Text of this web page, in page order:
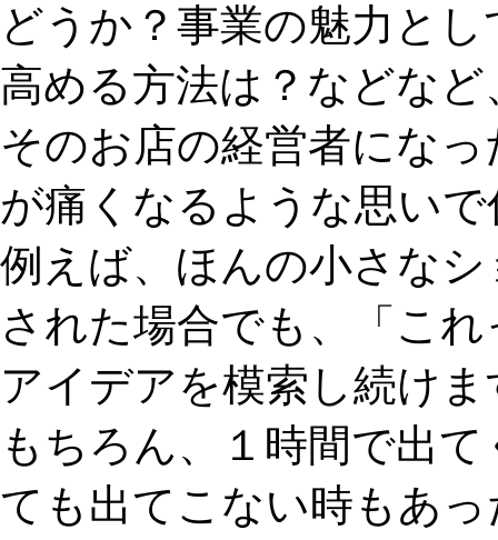
どうか？事業の魅力と
高める方法は？などな
そのお店の経営者にな
が痛くなるような思い
例えば、ほんの小さな
された場合でも、「こ
アイデアを模索し続けま
もちろん、１時間で出
ても出てこない時もあ